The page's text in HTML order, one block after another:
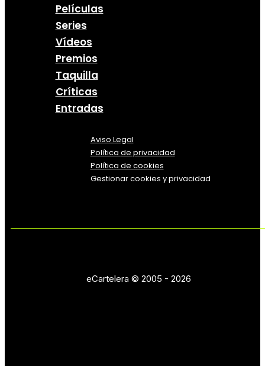
Películas
Series
Vídeos
Premios
Taquilla
Críticas
Entradas
Aviso Legal
Política de privacidad
Política de cookies
Gestionar cookies y privacidad
eCartelera © 2005 - 2026